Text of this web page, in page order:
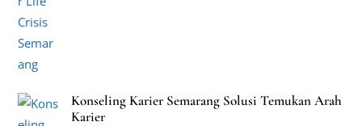
Konseling Karier Semarang Solusi Temukan Arah
Karier